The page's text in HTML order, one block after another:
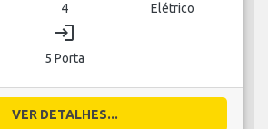
4 Elétrico
login
5 Porta
VER DETALHES...